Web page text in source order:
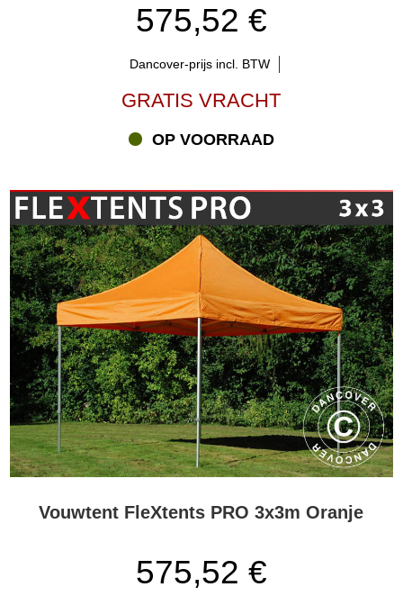
575,52 €
Dancover-prijs incl. BTW
GRATIS VRACHT
OP VOORRAAD
Vouwtent FleXtents PRO 3x3m Oranje
575,52 €